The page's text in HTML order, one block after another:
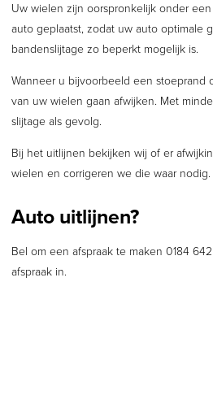
Uw wielen zijn oorspronkelijk onder
auto geplaatst, zodat uw auto optimale
bandenslijtage zo beperkt mogelijk is.
Wanneer u bijvoorbeeld een stoeprand
van uw wielen gaan afwijken. Met
slijtage als gevolg.
Bij het uitlijnen bekijken wij of er
wielen en corrigeren we die waar nodig.
Auto uitlijnen?
Bel om een afspraak te maken 0184
afspraak in.